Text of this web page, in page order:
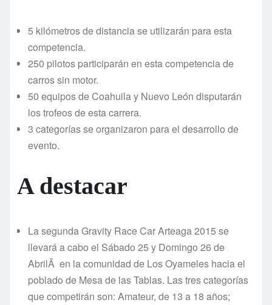
5 kilómetros de distancia se utilizarán para esta
competencia.
250 pilotos participarán en esta competencia de
carros sin motor.
50 equipos de Coahuila y Nuevo León disputarán
los trofeos de esta carrera.
3 categorí­as se organizaron para el desarrollo de
evento.
A destacar
La segunda Gravity Race Car Arteaga 2015 se
llevará a cabo el Sábado 25 y Domingo 26 de
AbrilÂ en la comunidad de Los Oyameles hacia el
poblado de Mesa de las Tablas. Las tres categorí­as
que competirán son: Amateur, de 13 a 18 años;